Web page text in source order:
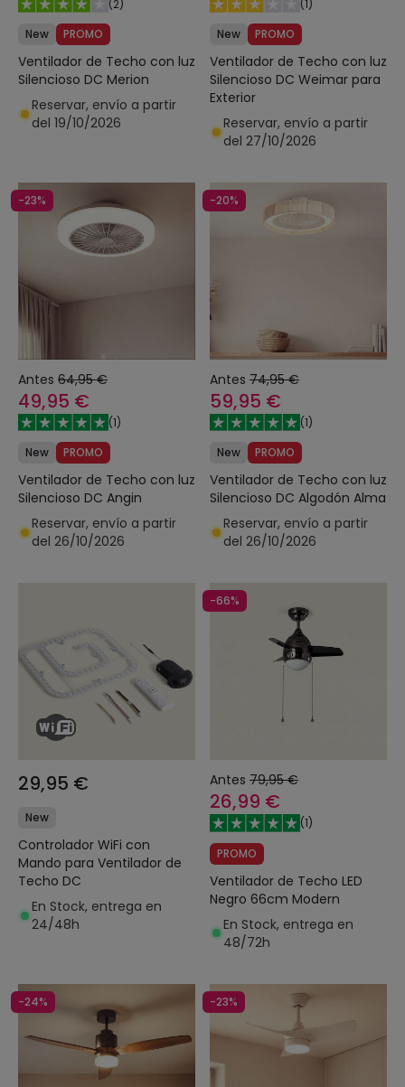
(2)
New
PROMO
Ventilador de Techo con luz
Silencioso DC Merion
Reservar, envío a partir
del 19/10/2026
(1 )
New
PROMO
Ventilador de Techo con luz
Silencioso DC Weimar para
Exterior
Reservar, envío a partir
del 27/10/2026
-23%
Antes 64,95 €
49,95 €
(1)
New
PROMO
Ventilador de Techo con luz
Silencioso DC Angin
Reservar, envío a partir
del 26/10/2026
-20%
Antes 74,95 €
59,95 €
(1)
New
PROMO
Ventilador de Techo con luz
Silencioso DC Algodón Alma
Reservar, envío a partir
del 26/10/2026
29,95 €
New
Controlador WiFi con
Mando para Ventilador de
Techo DC
En Stock, entrega en
24/48h
-66%
Antes 79,95 €
26,99 €
(1)
PROMO
Ventilador de Techo LED
Negro 66cm Modern
En Stock, entrega en
48/72h
-24% -23%